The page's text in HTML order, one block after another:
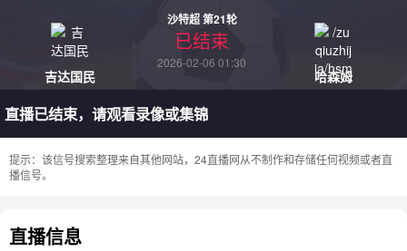
吉达国民
沙特超 第21轮
已结束
2026-02-06 01:30
哈森姆
直播已结束，请观看录像或集锦
提示：该信号搜索整理来自其他网站，24直播网从不制作和存储任何视频或者直
播信号。
直播信息